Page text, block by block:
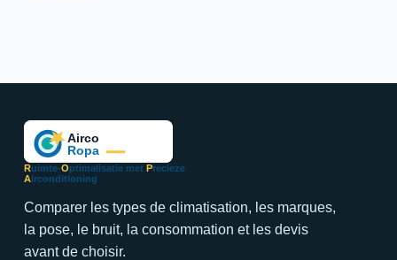
Ruimte-Optimalisatie met Precieze
Airconditioning
Comparer les types de climatisation, les marques,
la pose, le bruit, la consommation et les devis
avant de choisir.